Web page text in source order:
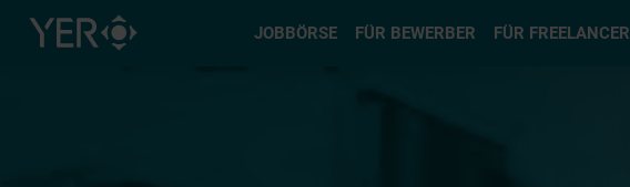
JOBBÖRSE FÜR BEWERBER FÜR FREELANCER
Typ auswählen